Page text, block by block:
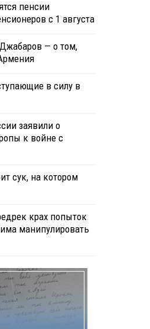
пенсии
с 1 августа
— о том,
в силу в
заявили о
к войне с
сук, на котором
крах попыток
манипулировать